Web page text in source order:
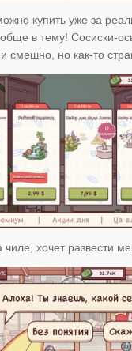
купить уже за
в тему! Сосиски-
смешно, но как-то
чиле, хочет развести